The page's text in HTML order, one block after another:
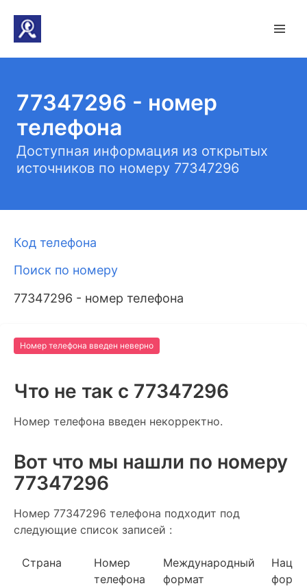
77347296 - номер
телефона
Доступная информация из открытых
источников по номеру 77347296
Код телефона
Поиск по номеру
77347296 - номер телефона
Номер телефона введен неверно
Что не так c 77347296
Номер телефона введен некорректно.
Вот что мы нашли по номеру
77347296
Номер 77347296 телефона подходит под
следующие список записей :
Страна
Номер
телефона
Международный
формат